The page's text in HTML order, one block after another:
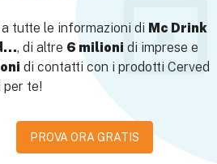
tutte le informazioni di Mc Drink
, di altre 6 milioni di imprese e
di contatti con i prodotti Cerved
per te!
PROVA ORA GRATIS